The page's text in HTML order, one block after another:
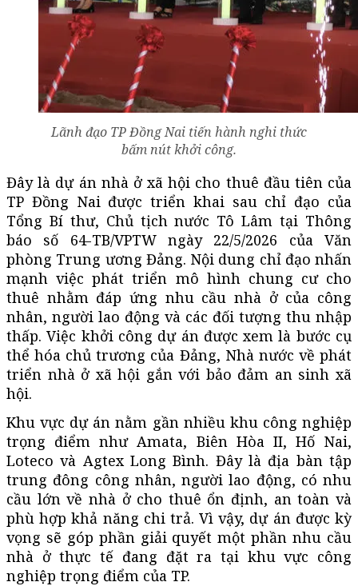
Lãnh đạo TP Đồng Nai tiến hành nghi thức
bấm nút khởi công.
Đây là dự án nhà ở xã hội cho thuê đầu tiên của
TP Đồng Nai được triển khai sau chỉ đạo của
Tổng Bí thư, Chủ tịch nước Tô Lâm tại Thông
báo số 64-TB/VPTW ngày 22/5/2026 của Văn
phòng Trung ương Đảng. Nội dung chỉ đạo nhấn
mạnh việc phát triển mô hình chung cư cho
thuê nhằm đáp ứng nhu cầu nhà ở của công
nhân, người lao động và các đối tượng thu nhập
thấp. Việc khởi công dự án được xem là bước cụ
thể hóa chủ trương của Đảng, Nhà nước về phát
triển nhà ở xã hội gắn với bảo đảm an sinh xã
hội.
Khu vực dự án nằm gần nhiều khu công nghiệp
trọng điểm như Amata, Biên Hòa II, Hố Nai,
Loteco và Agtex Long Bình. Đây là địa bàn tập
trung đông công nhân, người lao động, có nhu
cầu lớn về nhà ở cho thuê ổn định, an toàn và
phù hợp khả năng chi trả. Vì vậy, dự án được kỳ
vọng sẽ góp phần giải quyết một phần nhu cầu
nhà ở thực tế đang đặt ra tại khu vực công
nghiệp trọng điểm của TP.